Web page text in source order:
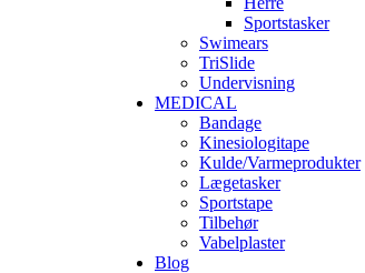
Sportstasker
Swimears
TriSlide
Undervisning
MEDICAL
Bandage
Kinesiologitape
Kulde/Varmeprodukter
Lægetasker
Sportstape
Tilbehør
Vabelplaster
Blog